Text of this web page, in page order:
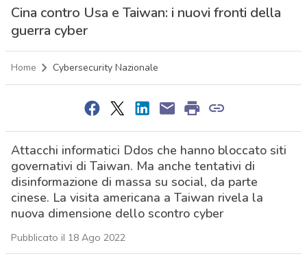
Cina contro Usa e Taiwan: i nuovi fronti della
guerra cyber
Home Cybersecurity Nazionale
Attacchi informatici Ddos che hanno bloccato siti
governativi di Taiwan. Ma anche tentativi di
disinformazione di massa su social, da parte
cinese. La visita americana a Taiwan rivela la
nuova dimensione dello scontro cyber
Pubblicato il 18 Ago 2022